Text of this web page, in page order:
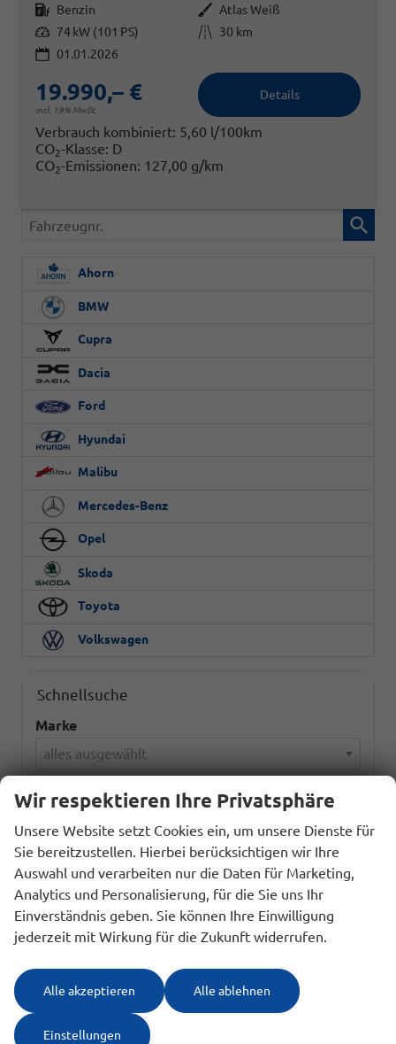
Kraftstoff Benzin Außenfarbe Atlas Weiß
Leistung 74 kW (101 PS) Kilometerstand
30 km
01.01.2026
19.990,– €
incl. 19% MwSt.
Details
Verbrauch kombiniert: 5,60 l/100km
CO2-Klasse: D
CO2-Emissionen: 127,00 g/km
Fahrzeugnr.
Ahorn
BMW
Cupra
Dacia
Ford
Hyundai
Malibu
Mercedes-Benz
Opel
Skoda
Toyota
Volkswagen
Schnellsuche
Marke
alles ausgewählt
Modell
alles ausgewählt
Kraftstoffart
alles ausgewählt
Wir respektieren Ihre Privatsphäre
Unsere Website setzt Cookies ein, um unsere Dienste für
Sie bereitzustellen. Hierbei berücksichtigen wir Ihre
Auswahl und verarbeiten nur die Daten für Marketing,
Analytics und Personalisierung, für die Sie uns Ihr
Einverständnis geben. Sie können Ihre Einwilligung
jederzeit mit Wirkung für die Zukunft widerrufen.
Alle akzeptieren Alle ablehnen
Einstellungen